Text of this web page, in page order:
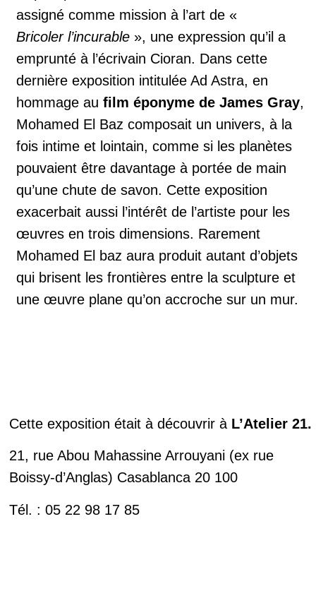
assigné comme mission à l’art de «
Bricoler l’incurable », une expression qu’il a
emprunté à l’écrivain Cioran. Dans cette
dernière exposition intitulée Ad Astra, en
hommage au film éponyme de James Gray,
Mohamed El Baz composait un univers, à la
fois intime et lointain, comme si les planètes
pouvaient être davantage à portée de main
qu’une chute de savon. Cette exposition
exacerbait aussi l’intérêt de l’artiste pour les
œuvres en trois dimensions. Rarement
Mohamed El baz aura produit autant d’objets
qui brisent les frontières entre la sculpture et
une œuvre plane qu’on accroche sur un mur.
Cette exposition était à découvrir à L’Atelier 21.
21, rue Abou Mahassine Arrouyani (ex rue
Boissy-d’Anglas) Casablanca 20 100
Tél. : 05 22 98 17 85